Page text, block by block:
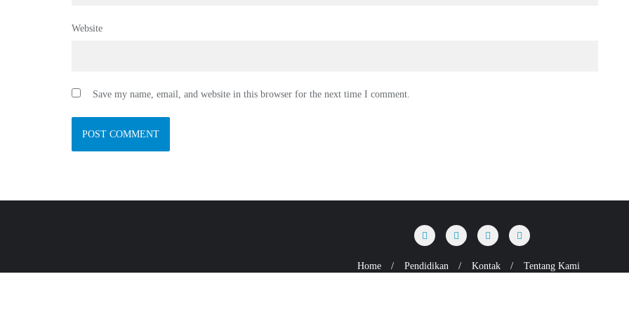
Website
Save my name, email, and website in this browser for the next time I comment.
Home Pendidikan Kontak Tentang Kami